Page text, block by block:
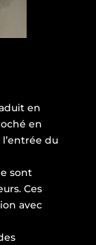
en
en
du
sont
Ces
avec